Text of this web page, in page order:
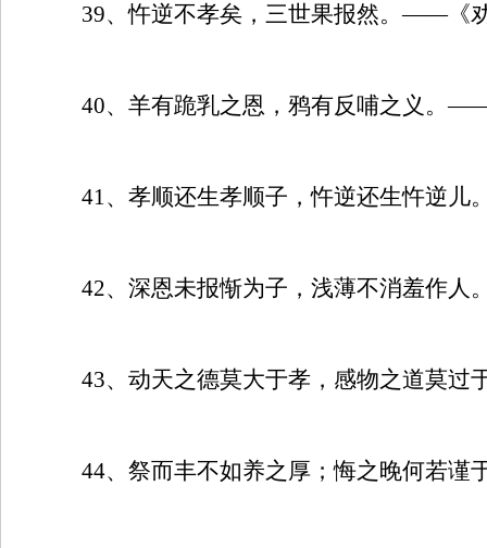
39、忤逆不孝矣，三世果报然。——《
40、羊有跪乳之恩，鸦有反哺之义。
41、孝顺还生孝顺子，忤逆还生忤逆
42、深恩未报惭为子，浅薄不消羞作
43、动天之德莫大于孝，感物之道莫
44、祭而丰不如养之厚；悔之晚何若